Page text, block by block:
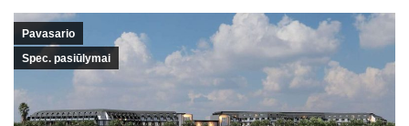
Pavasario
Spec. pasiūlymai